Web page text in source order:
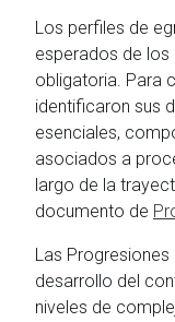
Los perfiles de
esperados de los
obligatoria. Para
identificaron sus
esenciales,
asociados a
largo de la
documento de
Las Progresiones
desarrollo del
niveles de